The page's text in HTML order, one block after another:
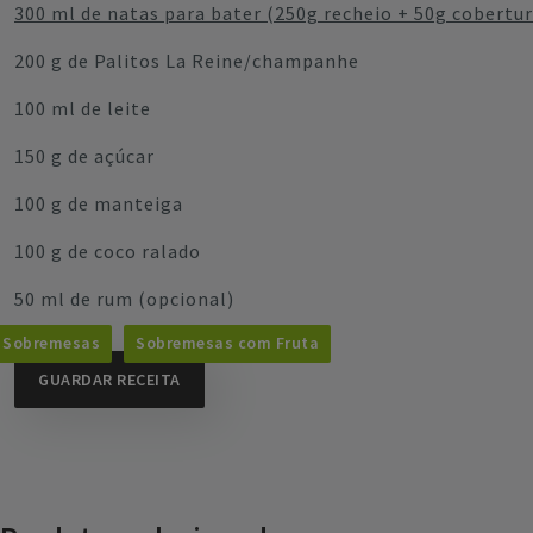
300 ml de natas para bater (250g recheio + 50g
200 g de Palitos La Reine/champanhe
100 ml de leite
150 g de açúcar
100 g de manteiga
100 g de coco ralado
50 ml de rum (opcional)
GUARDAR RECEITA
Sobremesas Sobremesas com Fruta